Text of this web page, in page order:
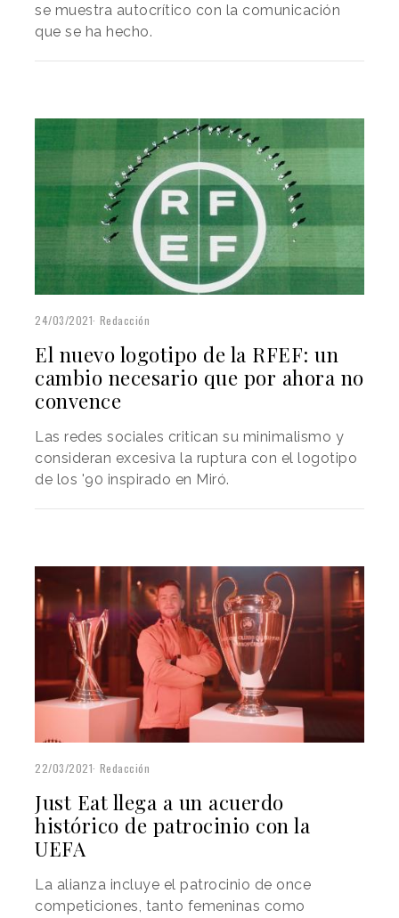
se muestra autocrítico con la comunicación
que se ha hecho.
24/03/2021 Redacción
El nuevo logotipo de la RFEF: un
cambio necesario que por ahora no
convence
Las redes sociales critican su minimalismo y
consideran excesiva la ruptura con el logotipo
de los '90 inspirado en Miró.
22/03/2021 Redacción
Just Eat llega a un acuerdo
histórico de patrocinio con la
UEFA
La alianza incluye el patrocinio de once
competiciones, tanto femeninas como